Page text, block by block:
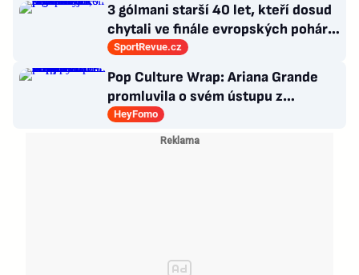
3 gólmani starší 40 let, kteří dosud
chytali ve finále evropských pohárů.
Všichni odešli ze hřiště jako
poražení
SportRevue.cz
Pop Culture Wrap: Ariana Grande
promluvila o svém ústupu z
veřejného života a Sophia z
KATSEYE si dává pauzu od skupiny
HeyFomo